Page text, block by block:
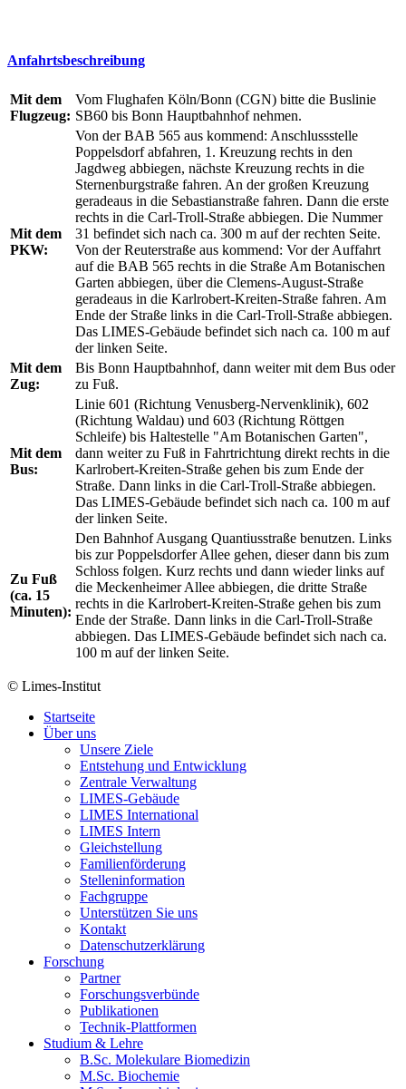
Anfahrtsbeschreibung
Mit dem
Flugzeug:
Vom Flughafen Köln/Bonn (CGN) bitte die Buslinie
SB60 bis Bonn Hauptbahnhof nehmen.
Mit dem
PKW:
Von der BAB 565 aus kommend: Anschlussstelle
Poppelsdorf abfahren, 1. Kreuzung rechts in den
Jagdweg abbiegen, nächste Kreuzung rechts in die
Sternenburgstraße fahren. An der großen Kreuzung
geradeaus in die Sebastianstraße fahren. Dann die erste
rechts in die Carl-Troll-Straße abbiegen. Die Nummer
31 befindet sich nach ca. 300 m auf der rechten Seite.
Von der Reuterstraße aus kommend: Vor der Auffahrt
auf die BAB 565 rechts in die Straße Am Botanischen
Garten abbiegen, über die Clemens-August-Straße
geradeaus in die Karlrobert-Kreiten-Straße fahren. Am
Ende der Straße links in die Carl-Troll-Straße abbiegen.
Das LIMES-Gebäude befindet sich nach ca. 100 m auf
der linken Seite.
Mit dem
Zug:
Bis Bonn Hauptbahnhof, dann weiter mit dem Bus oder
zu Fuß.
Mit dem
Bus:
Linie 601 (Richtung Venusberg-Nervenklinik), 602
(Richtung Waldau) und 603 (Richtung Röttgen
Schleife) bis Haltestelle "Am Botanischen Garten",
dann weiter zu Fuß in Fahrtrichtung direkt rechts in die
Karlrobert-Kreiten-Straße gehen bis zum Ende der
Straße. Dann links in die Carl-Troll-Straße abbiegen.
Das LIMES-Gebäude befindet sich nach ca. 100 m auf
der linken Seite.
Zu Fuß
(ca. 15
Minuten):
Den Bahnhof Ausgang Quantiusstraße benutzen. Links
bis zur Poppelsdorfer Allee gehen, dieser dann bis zum
Schloss folgen. Kurz rechts und dann wieder links auf
die Meckenheimer Allee abbiegen, die dritte Straße
rechts in die Karlrobert-Kreiten-Straße gehen bis zum
Ende der Straße. Dann links in die Carl-Troll-Straße
abbiegen. Das LIMES-Gebäude befindet sich nach ca.
100 m auf der linken Seite.
© Limes-Institut
Startseite
Über uns
Unsere Ziele
Entstehung und Entwicklung
Zentrale Verwaltung
LIMES-Gebäude
LIMES International
LIMES Intern
Gleichstellung
Familienförderung
Stelleninformation
Fachgruppe
Unterstützen Sie uns
Kontakt
Datenschutzerklärung
Forschung
Partner
Forschungsverbünde
Publikationen
Technik-Plattformen
Studium & Lehre
B.Sc. Molekulare Biomedizin
M.Sc. Biochemie